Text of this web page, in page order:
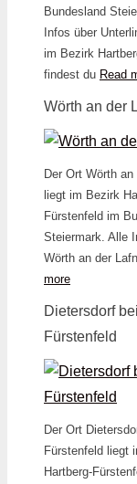
Bundesland
Infos über
im Bezirk
findest du Read
Wörth an der
Der Ort Wörth
liegt im Bezirk
Fürstenfeld im
Steiermark. Alle
Wörth an der
more
Dietersdorf bei
Fürstenfeld
Der Ort
Fürstenfeld liegt
Hartberg-